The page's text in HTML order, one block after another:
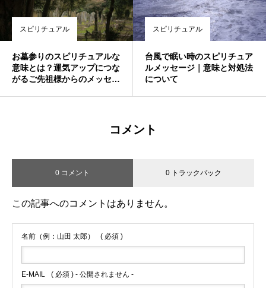
スピリチュアル
お墓参りのスピリチュアルな
意味とは？運気アップにつな
がるご先祖様からのメッセー
スピリチュアル
台風で眠い時のスピリチュア
ルメッセージ｜意味と対処法
について
コメント
0 コメント 0 トラックバック
この記事へのコメントはありません。
名前（例：山田 太郎） ( 必須 )
E-MAIL ( 必須 ) - 公開されません -